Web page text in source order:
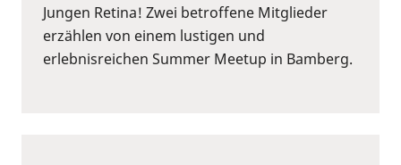
Jungen Retina! Zwei betroffene Mitglieder
erzählen von einem lustigen und
erlebnisreichen Summer Meetup in Bamberg.